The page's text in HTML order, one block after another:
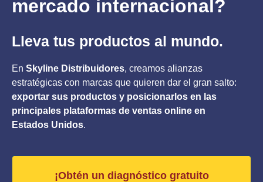
mercado internacional?
Lleva tus productos al mundo.
En Skyline Distribuidores, creamos alianzas
estratégicas con marcas que quieren dar el gran salto:
exportar sus productos y posicionarlos en las
principales plataformas de ventas online en
Estados Unidos.
¡Obtén un diagnóstico gratuito